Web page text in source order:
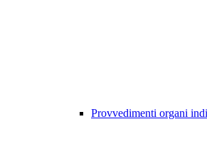
Provvedimenti organi